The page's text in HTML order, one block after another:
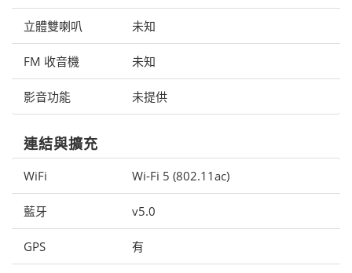
立體雙喇叭 未知
FM 收音機 未知
影音功能 未提供
連結與擴充
WiFi Wi-Fi 5 (802.11ac)
藍牙 v5.0
GPS 有